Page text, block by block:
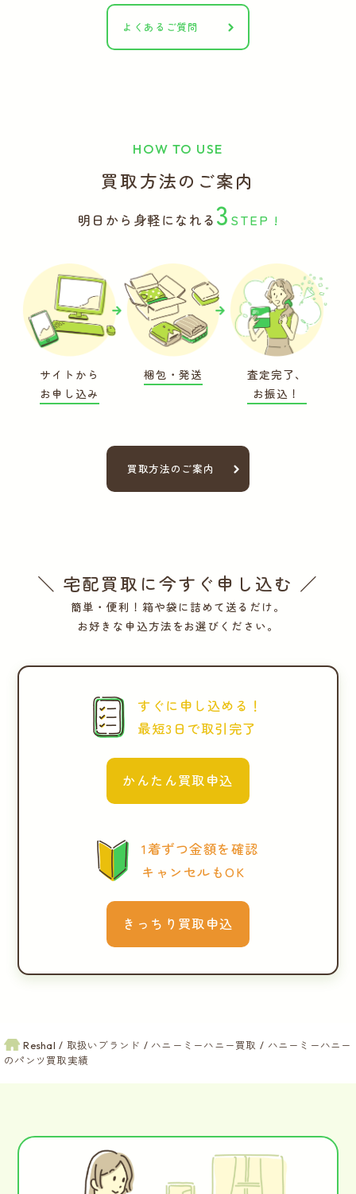
よくあるご質問
HOW TO USE
買取方法のご案内
明日から身軽になれる 3 STEP !
サイトから
お申し込み
梱包・発送
査定完了、
お振込！
買取方法のご案内
＼ 宅配買取に今すぐ申し込む ／
簡単・便利！箱や袋に詰めて送るだけ。
お好きな申込方法をお選びください。
すぐに申し込める！
最短3日で取引完了
かんたん買取申込
1着ずつ金額を確認
キャンセルもOK
きっちり買取申込
Reshal 取扱いブランド ハニーミーハニー買取
ハニーミーハニー
のパンツ買取実績